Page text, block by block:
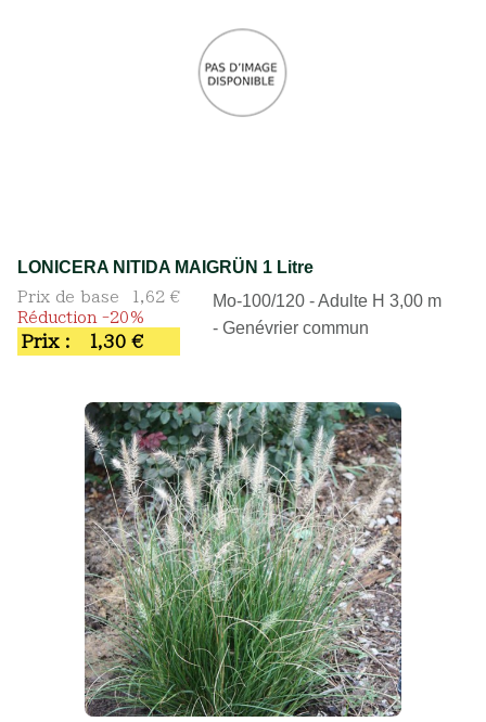
LONICERA NITIDA MAIGRÜN 1 Litre
Prix de base
1,62 €
Réduction -20%
Prix : 1,30 €
Mo-100/120 - Adulte H 3,00 m
- Genévrier commun